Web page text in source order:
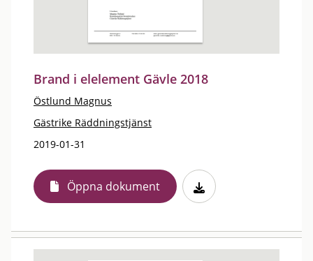
Brand i elelement Gävle 2018
Östlund Magnus
Gästrike Räddningstjänst
2019-01-31
Öppna dokument